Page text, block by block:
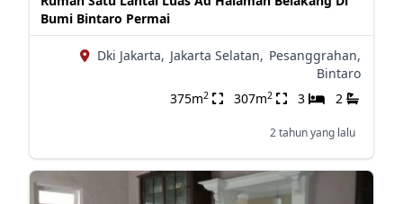
Bumi Bintaro Permai
Dki Jakarta, Jakarta Selatan, Pesanggrahan,
Bintaro
375m2 307m2 3 2
2 tahun yang lalu